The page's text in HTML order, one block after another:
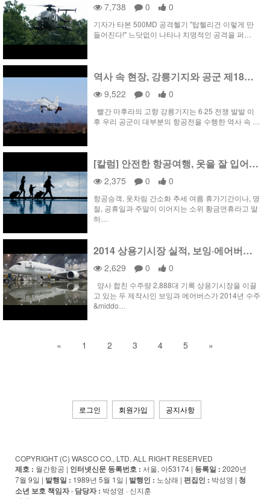
7,738 0 0
기자가 타본 500MD 공격헬기 "탑헬리건 이렇게 만
들어진다!" 느닷없이 나타나 치명적인 공격을 퍼…
역사 속 현장, 강릉기지와 공군 제18전투비행단
9,522 0 0
빨간 마후라의 고향 강릉기지는 6·25 전쟁 발발 이
후 우리 공군이 대부분의 항공전을 수행한 역사 속 …
[칼럼] 안전한 항공여행, 옷을 잘 입어야 한다?!
2,375 0 0
항공승객, 옷차림 간소화 추세 여름 휴가기간이나, 명
절, 공휴일과 주말이 이어지는 소위 황금연휴라고 말
하…
2014 상용기시장 실적, 보잉·에어버스 엎치락뒤치락
2,629 0 0
양사 합친 수주량 2,888대 기록 상용기시장을 이끌
고 있는 두 제작사인 보잉과 에어버스가 2014년 수주
&middo…
« 1 2 3 4 5 »
로그인 회원가입 공지사항
COPYRIGHT (C) WASCO CO., LTD. ALL RIGHT RESERVED
제호 : 월간항공 | 인터넷신문 등록번호 : 서울, 아53174 | 등록일 : 2020년
7월 9일 | 발행일 : 1989년 5월 1일 | 발행인 : 노상래 | 편집인 : 박성영 | 청
소년 보호 책임자 · 담당자: 박성영 · 신지훈